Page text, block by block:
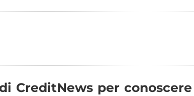
CreditNews per